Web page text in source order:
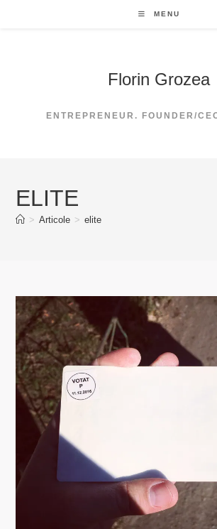
MENU
Florin Grozea
ENTREPRENEUR. FOUNDER/
ELITE
> Articole > elite